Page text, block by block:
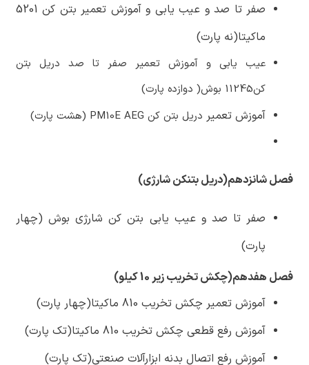
صفر تا صد و عیب یابی و آموزش تعمیر بتن کن 5201
ماکیتا(نه پارت)
عیب یابی و آموزش تعمیر صفر تا صد دریل بتن
کن11245 بوش( دوازده پارت)
آموزش تعمیر دریل بتن کن PM10E AEG (هشت پارت)
فصل شانزدهم(دریل بتنکن شارژی)
صفر تا صد و عیب یابی بتن کن شارژی بوش (چهار
پارت)
فصل هفدهم(چکش تخریب زیر 10 کیلو)
آموزش تعمیر چکش تخریب 810 ماکیتا(چهار پارت)
آموزش رفع قطعی چکش تخریب 810 ماکیتا(تک پارت)
آموزش رفع اتصال بدنه ابزارآلات صنعتی(تک پارت)